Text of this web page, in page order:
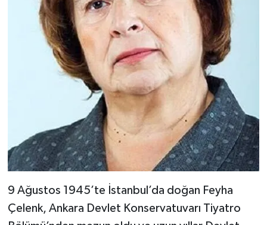
9 Ağustos 1945’te İstanbul’da doğan Feyha
Çelenk, Ankara Devlet Konservatuvarı Tiyatro